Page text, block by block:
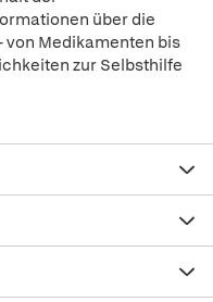
über die
Medikamenten bis
zur Selbsthilfe